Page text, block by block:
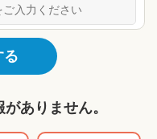
ありません。